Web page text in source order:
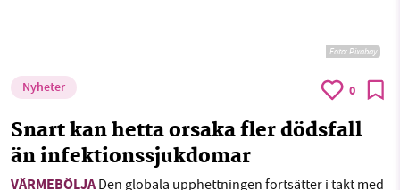
Foto: Pixabay
Nyheter 0
Snart kan hetta orsaka fler dödsfall
än infektionssjukdomar
Den globala upphettningen fortsätter i takt med